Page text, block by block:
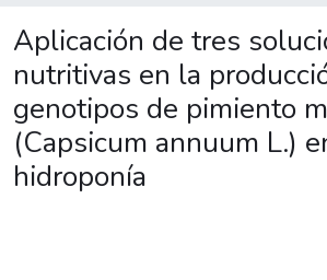
Aplicación de tres
nutritivas en la
genotipos de pimiento
(Capsicum annuum L.)
hidroponía